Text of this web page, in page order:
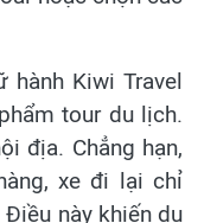
hành Kiwi Travel
tour du lịch.
địa. Chẳng hạn,
xe đi lại chỉ
này khiến du